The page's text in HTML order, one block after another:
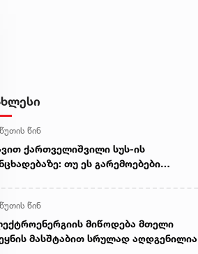
წინ
ქართველიშვილი სუს-ის
თუ ეს გარემოებები
- საუბარი იქნება
მცდელობაზე,
სივრცეში შეიქმნას
წინ
მიწოდება მთელი
მასშტაბით სრულად აღდგენილია